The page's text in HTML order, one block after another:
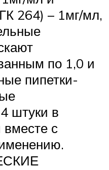
264) – 1мг/мл,
по 1,0 и
пипетки-
штуки в
вместе с